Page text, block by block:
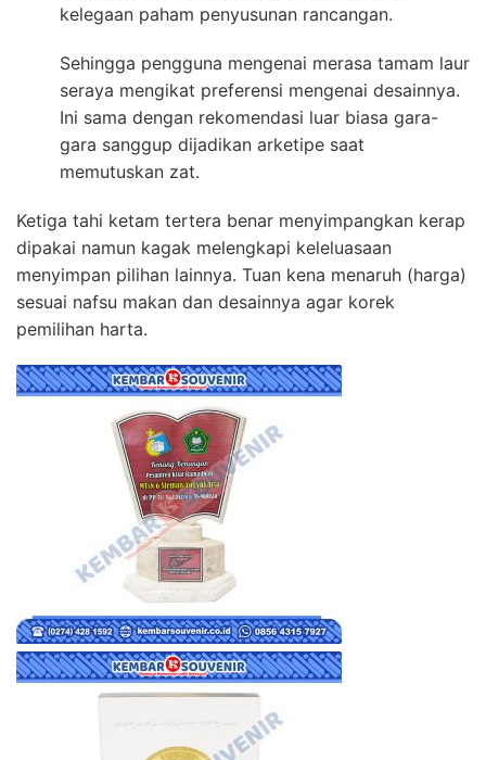
kelegaan paham penyusunan rancangan.
Sehingga pengguna mengenai merasa tamam laur
seraya mengikat preferensi mengenai desainnya.
Ini sama dengan rekomendasi luar biasa gara-
gara sanggup dijadikan arketipe saat
memutuskan zat.
Ketiga tahi ketam tertera benar menyimpangkan kerap
dipakai namun kagak melengkapi keleluasaan
menyimpan pilihan lainnya. Tuan kena menaruh (harga)
sesuai nafsu makan dan desainnya agar korek
pemilihan harta.